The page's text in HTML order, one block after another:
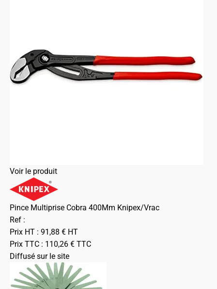
Voir le produit
Pince Multiprise Cobra 400Mm Knipex/Vrac
Ref :
Prix HT : 91,88 € HT
Prix TTC : 110,26 € TTC
Diffusé sur le site